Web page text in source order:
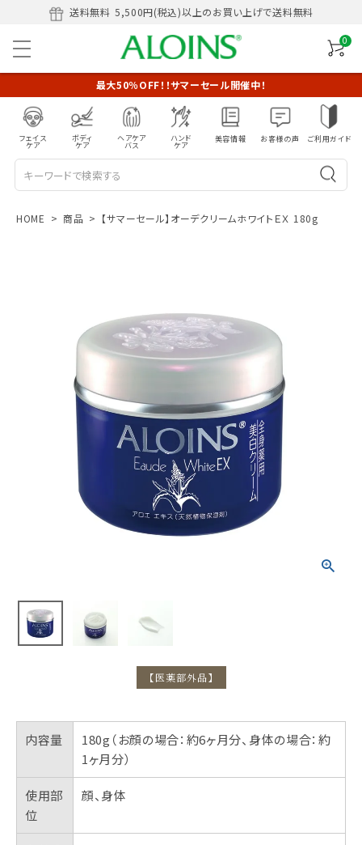
送料無料 5,500円(税込)以上のお買い上げで送料無料
0
最大50％OFF！！サマーセール開催中！
フェイス
ケア
ボディ
ケア
ヘアケア
バス
ハンド
ケア
美容情報 お客様の声 ご利用ガイド
HOME 商品 【サマーセール】オーデクリームホワイトＥＸ 180g
【医薬部外品】
内容量
180g（お顔の場合：約6ヶ月分、身体の場合：約
1ヶ月分）
使用部
位
顔、身体